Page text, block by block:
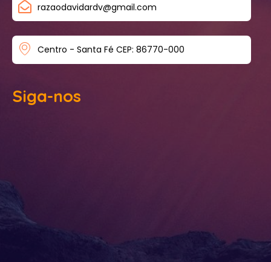
razaodavidardv@gmail.com
Centro - Santa Fé CEP: 86770-000
Siga-nos